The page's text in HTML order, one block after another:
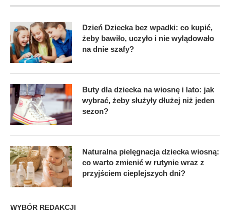
Dzień Dziecka bez wpadki: co kupić,
żeby bawiło, uczyło i nie wylądowało
na dnie szafy?
Buty dla dziecka na wiosnę i lato: jak
wybrać, żeby służyły dłużej niż jeden
sezon?
Naturalna pielęgnacja dziecka wiosną:
co warto zmienić w rutynie wraz z
przyjściem cieplejszych dni?
WYBÓR REDAKCJI